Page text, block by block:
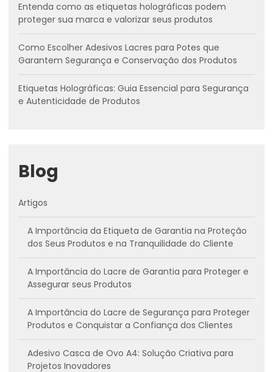
Entenda como as etiquetas holográficas podem
proteger sua marca e valorizar seus produtos
Como Escolher Adesivos Lacres para Potes que
Garantem Segurança e Conservação dos Produtos
Etiquetas Holográficas: Guia Essencial para Segurança
e Autenticidade de Produtos
Blog
Artigos
A Importância da Etiqueta de Garantia na Proteção
dos Seus Produtos e na Tranquilidade do Cliente
A Importância do Lacre de Garantia para Proteger e
Assegurar seus Produtos
A Importância do Lacre de Segurança para Proteger
Produtos e Conquistar a Confiança dos Clientes
Adesivo Casca de Ovo A4: Solução Criativa para
Projetos Inovadores